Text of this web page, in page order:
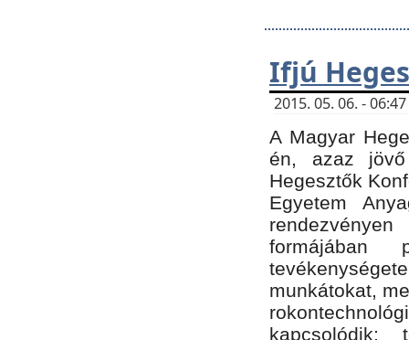
Ifjú
2015. 05. 06. -
A Magyar
én, azaz
Hegesztők
Egyetem
formájában
munkátokat,